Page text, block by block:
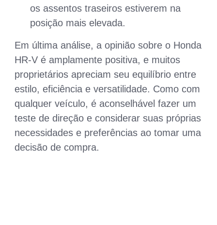
os assentos traseiros estiverem na
posição mais elevada.
Em última análise, a opinião sobre o Honda
HR-V é amplamente positiva, e muitos
proprietários apreciam seu equilíbrio entre
estilo, eficiência e versatilidade. Como com
qualquer veículo, é aconselhável fazer um
teste de direção e considerar suas próprias
necessidades e preferências ao tomar uma
decisão de compra.